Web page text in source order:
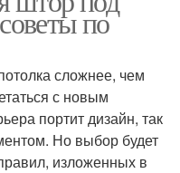
по
сложнее, чем
с новым
портит дизайн, так
Но выбор будет
изложенных в